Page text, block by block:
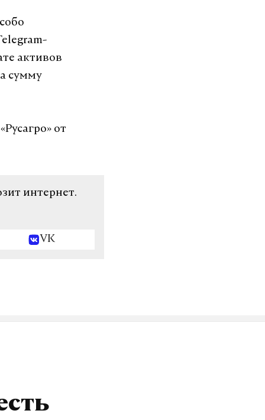
активов
сумму
от
интернет.
VK